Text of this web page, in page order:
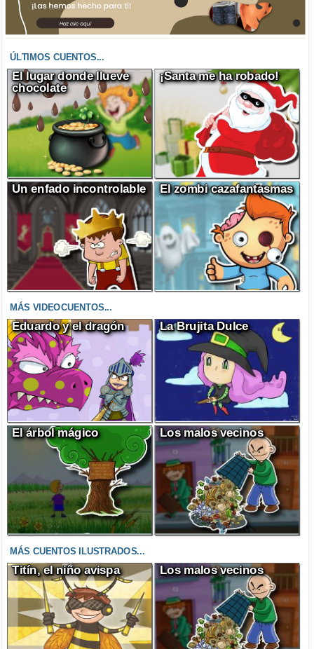
ÚLTIMOS CUENTOS...
El lugar donde llueve
chocolate
¡Santa me ha robado!
Un enfado incontrolable El zombi cazafantasmas
MÁS VIDEOCUENTOS...
Eduardo y el dragón La Brujita Dulce
El árbol mágico Los malos vecinos
MÁS CUENTOS ILUSTRADOS...
Titín, el niño avispa Los malos vecinos